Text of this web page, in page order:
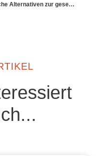
Welche Alternativen zur gesetzlichen Rentenversicherung haben Freiberufler?